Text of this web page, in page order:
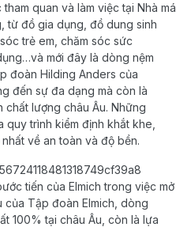
quan và làm việc tại Nhà
từ đồ gia dụng, đồ dung sinh
trẻ em, chăm sóc sức
mới đây là dòng nệm
đoàn Hilding Anders của
đến sự đa dạng mà còn là
lượng châu Âu. Những
quy trình kiểm định khắt khe,
về an toàn và độ bền.
tiến của Elmich trong việc
của Tập đoàn Elmich, dòng
100% tại châu Âu, còn là lựa